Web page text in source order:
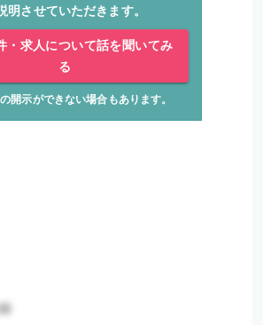
明させていただきます。
・求人について話を聞いてみ
る
開示ができない場合もあります。